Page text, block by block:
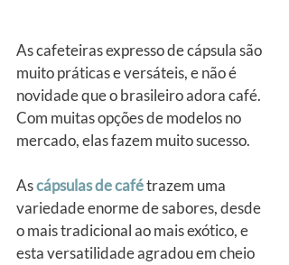
As cafeteiras expresso de cápsula são
muito práticas e versáteis, e não é
novidade que o brasileiro adora café.
Com muitas opções de modelos no
mercado, elas fazem muito sucesso.
As cápsulas de café trazem uma
variedade enorme de sabores, desde
o mais tradicional ao mais exótico, e
esta versatilidade agradou em cheio